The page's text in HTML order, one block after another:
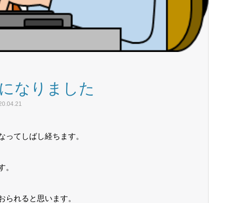
なりました
ってしばし経ちます。
。
られると思います。